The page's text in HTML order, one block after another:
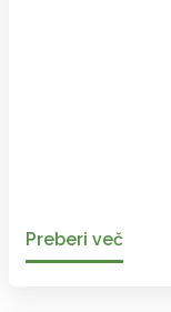
Preberi več